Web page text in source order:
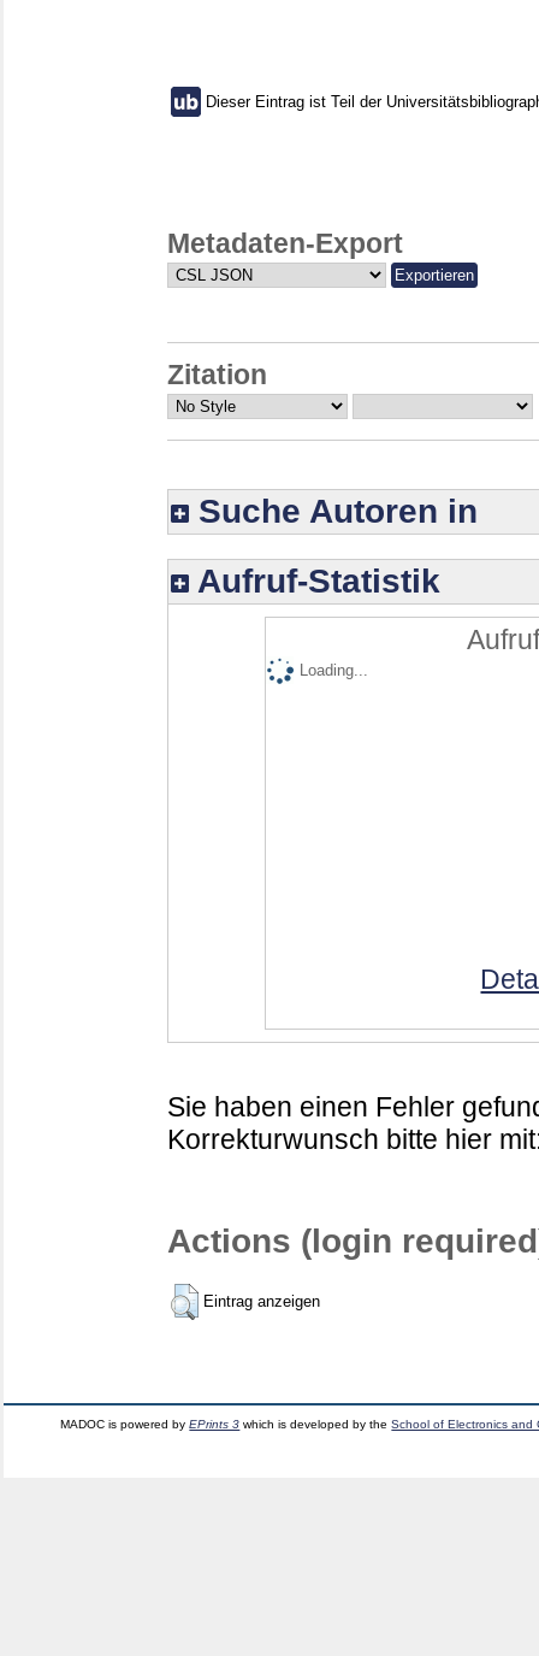
Dieser Eintrag ist Teil der
Metadaten-Export
Zitation
Suche Autoren in
Aufruf-Statistik
Loading...
Sie haben einen Fehler
Korrekturwunsch bitte hier
Actions (login
Eintrag anzeigen
MADOC is powered byEPrints 3 which is developed by theSchool of Electronics and